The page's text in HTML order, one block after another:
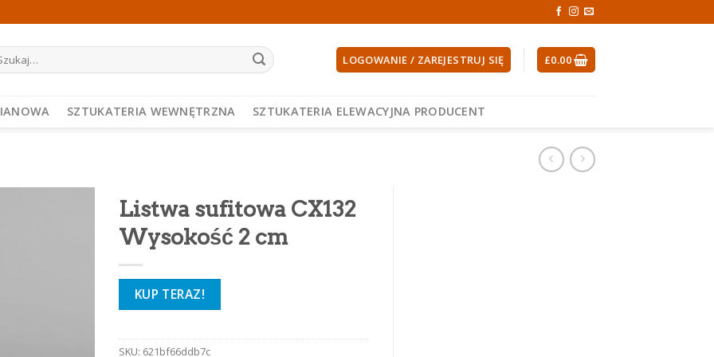
LOGOWANIE / ZAREJESTRUJ SIĘ £0.00
SZTUKATERIA WEWNĘTRZNA SZTUKATERIA ELEWACYJNA PRODUCENT
Listwa sufitowa CX132
Wysokość 2 cm
KUP TERAZ!
SKU: 621bf66ddb7c